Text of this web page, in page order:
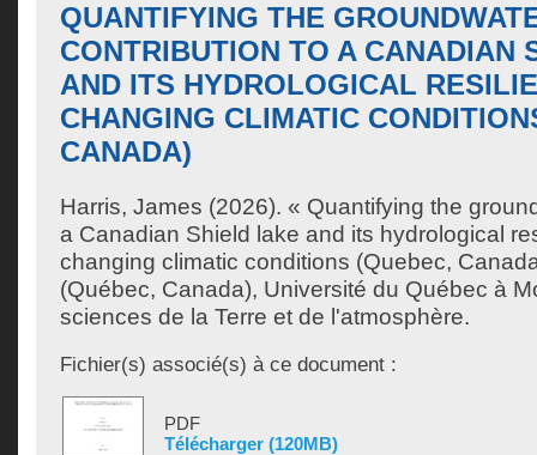
QUANTIFYING THE
CONTRIBUTION TO A CANADIAN
AND ITS HYDROLOGICAL
CHANGING CLIMATIC
CANADA)
Harris, James (2026). « Quantifying the
a Canadian Shield lake and its hydrological
changing climatic conditions (Quebec,
(Québec, Canada), Université du Québec à
sciences de la Terre et de l'atmosphère.
Fichier(s) associé(s) à ce document :
PDF
Télécharger (120MB)